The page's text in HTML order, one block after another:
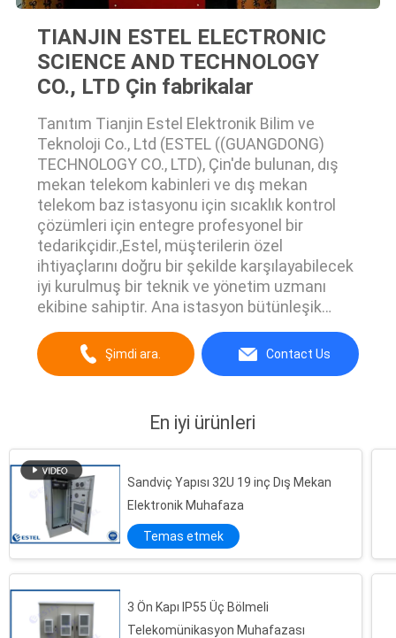
TIANJIN ESTEL ELECTRONIC
SCIENCE AND TECHNOLOGY
CO., LTD Çin fabrikalar
Tanıtım Tianjin Estel Elektronik Bilim ve
Teknoloji Co., Ltd (ESTEL ((GUANGDONG)
TECHNOLOGY CO., LTD), Çin'de bulunan, dış
mekan telekom kabinleri ve dış mekan
telekom baz istasyonu için sıcaklık kontrol
çözümleri için entegre profesyonel bir
tedarikçidir.,Estel, müşterilerin özel
ihtiyaçlarını doğru bir şekilde karşılayabilecek
iyi kurulmuş bir teknik ve yönetim uzmanı
ekibine sahiptir. Ana istasyon bütünleşik
bütünleşik telekom ekipman kabin, pil kabin,
RRU kabin, güç kaynağı kabin, çevre izleme
Şimdi ara. Contact Us
En iyi ürünleri
Sandviç Yapısı 32U 19 inç Dış Mekan
Elektronik Muhafaza
Temas etmek
3 Ön Kapı IP55 Üç Bölmeli
Telekomünikasyon Muhafazası